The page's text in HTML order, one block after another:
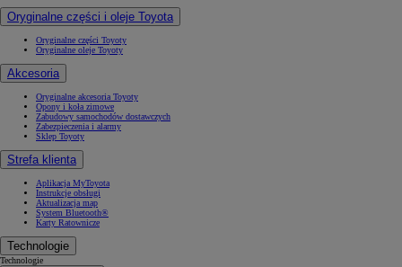
Oryginalne części i oleje Toyota
Oryginalne części Toyoty
Oryginalne oleje Toyoty
Akcesoria
Oryginalne akcesoria Toyoty
Opony i koła zimowe
Zabudowy samochodów dostawczych
Zabezpieczenia i alarmy
Sklep Toyoty
Strefa klienta
Aplikacja MyToyota
Instrukcje obsługi
Aktualizacja map
System Bluetooth®
Karty Ratownicze
Technologie
Technologie